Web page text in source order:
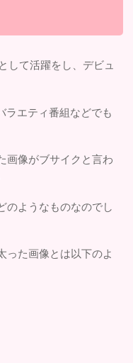
して活躍をし、デビュ
ラエティ番組などでも
画像がブサイクと言わ
のようなものなのでし
った画像とは以下のよ